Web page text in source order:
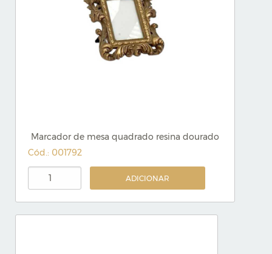
Marcador de mesa quadrado resina dourado
Cód.: 001792
ADICIONAR